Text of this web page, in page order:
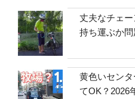
丈夫なチェ
持ち運ぶか問
黄色いセン
てOK？2026